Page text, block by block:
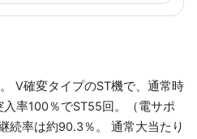
V確変タイプのST機で、通常時
率100％でST55回。（電サポ
続率は約90.3％。 通常大当たり